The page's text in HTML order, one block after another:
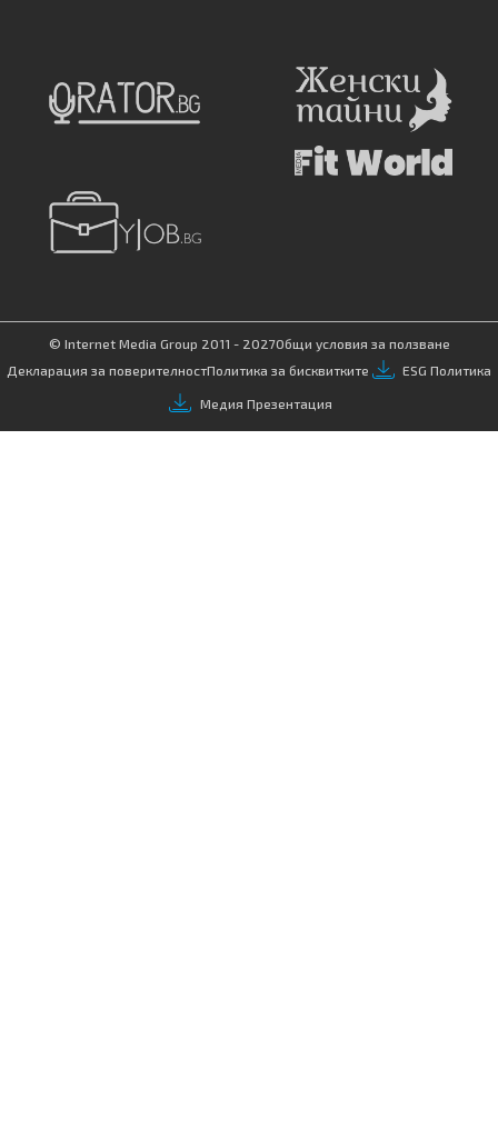
© Internet Media Group 2011 - 2027Общи условия за ползване
Декларация за поверителностПолитика за бисквитките ESG Политика
Медия Презентация